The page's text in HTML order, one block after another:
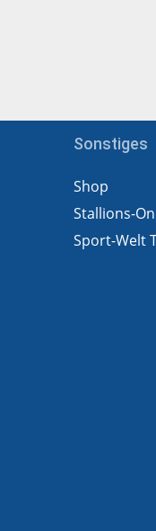
Sonstiges
Shop
Stallions-
Sport-Welt